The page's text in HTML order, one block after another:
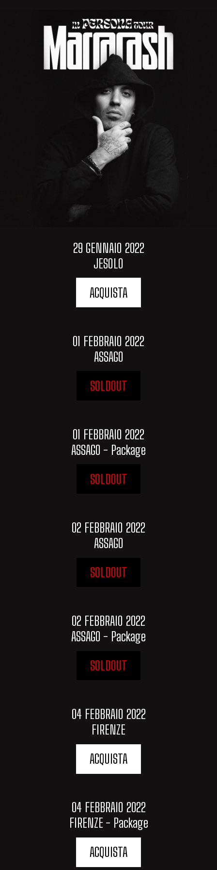
29 GENNAIO 2022
JESOLO
ACQUISTA
01 FEBBRAIO 2022
ASSAGO
SOLDOUT
01 FEBBRAIO 2022
ASSAGO - Package
SOLDOUT
02 FEBBRAIO 2022
ASSAGO
SOLDOUT
02 FEBBRAIO 2022
ASSAGO - Package
SOLDOUT
04 FEBBRAIO 2022
FIRENZE
ACQUISTA
04 FEBBRAIO 2022
FIRENZE - Package
ACQUISTA